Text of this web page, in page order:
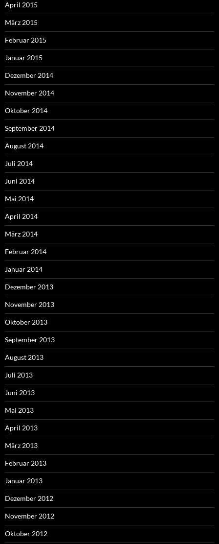
April 2015
März 2015
Februar 2015
Januar 2015
Dezember 2014
November 2014
Oktober 2014
September 2014
August 2014
Juli 2014
Juni 2014
Mai 2014
April 2014
März 2014
Februar 2014
Januar 2014
Dezember 2013
November 2013
Oktober 2013
September 2013
August 2013
Juli 2013
Juni 2013
Mai 2013
April 2013
März 2013
Februar 2013
Januar 2013
Dezember 2012
November 2012
Oktober 2012